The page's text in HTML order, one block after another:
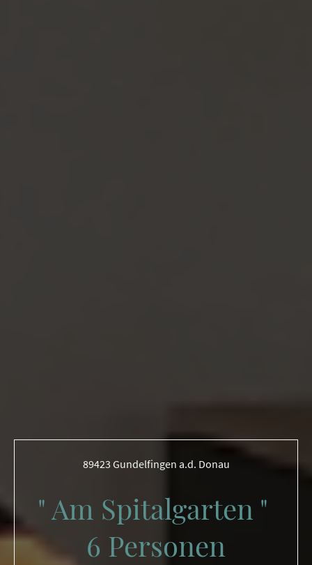
89423 Gundelfingen a.d. Donau
" Am Spitalgarten "
6 Personen